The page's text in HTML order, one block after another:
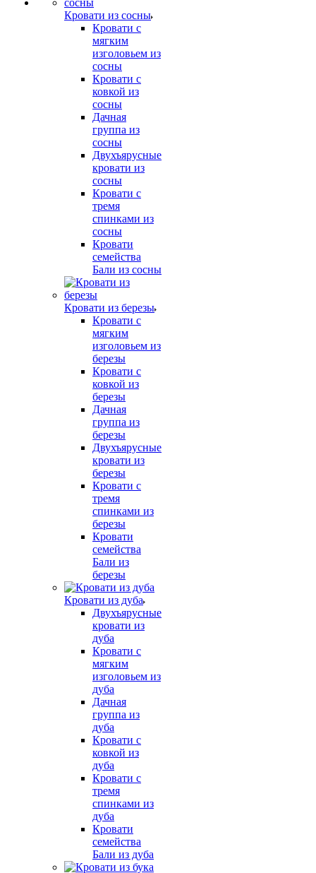
Кровати из сосны
Кровати с
мягким
изголовьем из
сосны
Кровати с
ковкой из
сосны
Дачная
группа из
сосны
Двухъярусные
кровати из
сосны
Кровати с
тремя
спинками из
сосны
Кровати
семейства
Бали из сосны
Кровати из березы
Кровати с
мягким
изголовьем из
березы
Кровати с
ковкой из
березы
Дачная
группа из
березы
Двухъярусные
кровати из
березы
Кровати с
тремя
спинками из
березы
Кровати
семейства
Бали из
березы
Кровати из дуба
Двухъярусные
кровати из
дуба
Кровати с
мягким
изголовьем из
дуба
Дачная
группа из
дуба
Кровати с
ковкой из
дуба
Кровати с
тремя
спинками из
дуба
Кровати
семейства
Бали из дуба